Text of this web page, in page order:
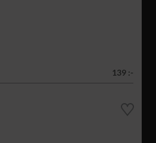
139 :-